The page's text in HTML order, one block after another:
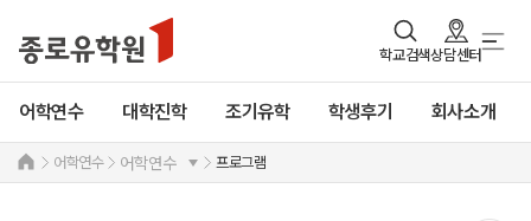
학교검색상담센터
어학연수 대학진학 조기유학 학생후기 회사소개
어학연수 어학연수 프로그램